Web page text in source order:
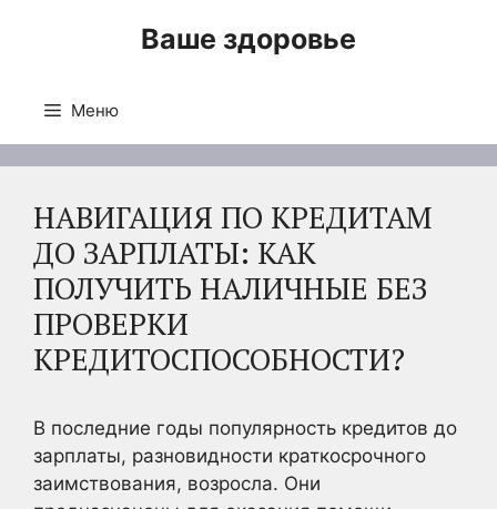
Ваше здоровье
Меню
НАВИГАЦИЯ ПО КРЕДИТАМ
ДО ЗАРПЛАТЫ: КАК
ПОЛУЧИТЬ НАЛИЧНЫЕ БЕЗ
ПРОВЕРКИ
КРЕДИТОСПОСОБНОСТИ?
В последние годы популярность кредитов до
зарплаты, разновидности краткосрочного
заимствования, возросла. Они